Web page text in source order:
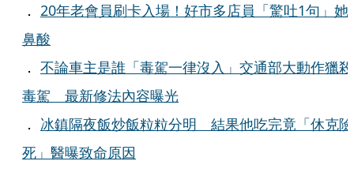
． 20年老會員刷卡入場！好市多店員「驚吐1句」她
鼻酸
． 不論車主是誰「毒駕一律沒入」交通部大動作獵殺
毒駕 最新修法內容曝光
． 冰鎮隔夜飯炒飯粒粒分明 結果他吃完竟「休克險
死」醫曝致命原因